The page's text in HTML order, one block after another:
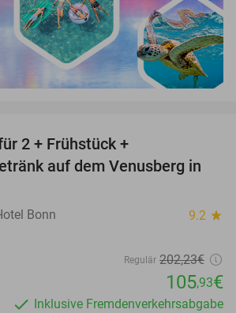
2 + Frühstück +
auf dem Venusberg in
Bonn 9.2 star
Regulär 202,23€
105,93€
Inklusive Fremdenverkehrsabgabe